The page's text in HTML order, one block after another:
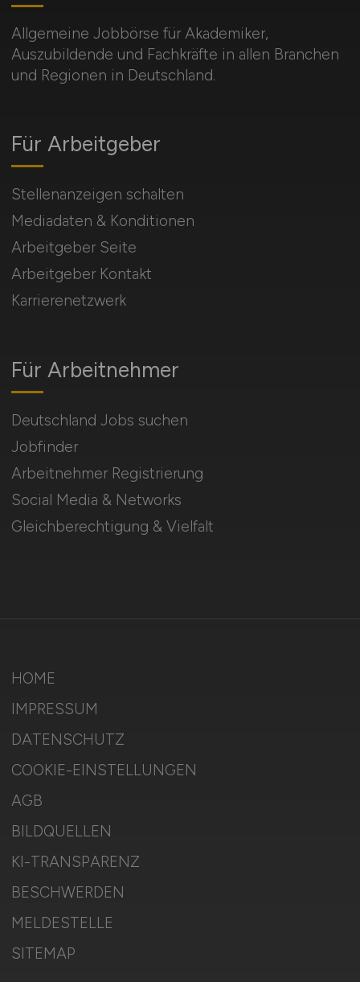
Allgemeine Jobbörse für Akademiker,
Auszubildende und Fachkräfte in allen Branchen
und Regionen in Deutschland.
Für Arbeitnehmer
Deutschland Jobs suchen
Jobfinder
Arbeitnehmer Registrierung
Social Media & Networks
Gleichberechtigung & Vielfalt
Für Arbeitgeber
Stellenanzeigen schalten
Mediadaten & Konditionen
Arbeitgeber Seite
Arbeitgeber Kontakt
Karrierenetzwerk
HOME
IMPRESSUM
DATENSCHUTZ
COOKIE-EINSTELLUNGEN
AGB
BILDQUELLEN
KI-TRANSPARENZ
BESCHWERDEN
MELDESTELLE
SITEMAP